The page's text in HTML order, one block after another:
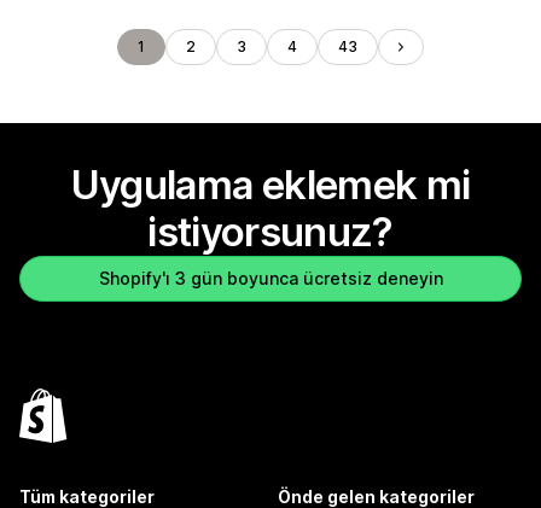
1 2 3 4 43
Uygulama eklemek mi
istiyorsunuz?
Shopify'ı 3 gün boyunca ücretsiz deneyin
Tüm kategoriler Önde gelen kategoriler